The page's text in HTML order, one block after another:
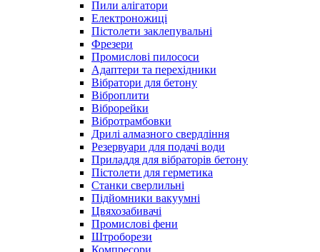
Пили алігатори
Електроножиці
Пістолети заклепувальні
Фрезери
Промислові пилососи
Адаптери та перехідники
Вібратори для бетону
Віброплити
Віброрейки
Вібротрамбовки
Дрилі алмазного свердління
Резервуари для подачі води
Приладдя для вібраторів бетону
Пістолети для герметика
Станки сверлильні
Підйомники вакуумні
Цвяхозабивачі
Промислові фени
Штроборези
Компресори